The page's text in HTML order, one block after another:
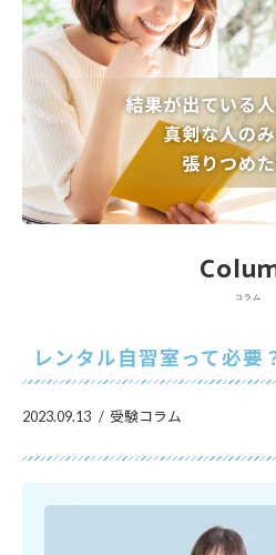
コラム
レンタル自習室って必要
2023.09.13 受験コラム